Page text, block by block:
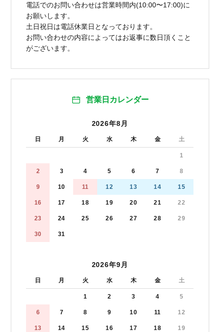
電話でのお問い合わせは営業時間内(10:00〜17:00)に
お願いします。
土日祝日は電話休業日となっております。
お問い合わせの内容によってはお返事に数日頂くこと
がございます。
営業日カレンダー
2026年8月
日 月 火 水 木 金 土
1
2 3 4 5 6 7 8
9 10 11 12 13 14 15
16 17 18 19 20 21 22
23 24 25 26 27 28 29
30 31
2026年9月
日 月 火 水 木 金 土
1 2 3 4 5
6 7 8 9 10 11 12
13 14 15 16 17 18 19